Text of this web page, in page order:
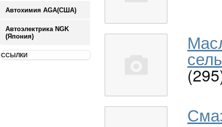
Автохимия AGA(США)
Автоэлектрика NGK
(Япония)
ССЫЛКИ